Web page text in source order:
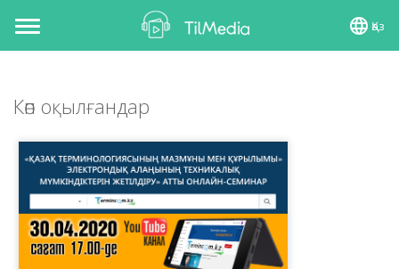
Toggle
navigation
Қаз
Көп оқылғандар